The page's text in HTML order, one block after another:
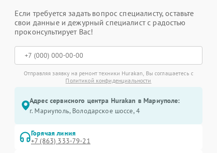
Если требуется задать вопрос специалисту, оставьте
свои данные и дежурный специалист с радостью
проконсультирует Вас!
Отправляя заявку на ремонт техники Hurakan, Вы соглашаетесь с
Политикой конфиденциальности
Адрес сервисного центра Hurakan в Мариуполе:
г. Мариуполь, Володарское шоссе, 4
Горячая линия
+7 (863) 333-79-21